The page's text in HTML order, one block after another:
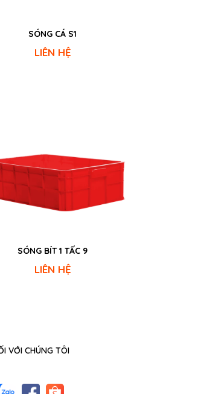
SÓNG CÁ S1
LIÊN HỆ
SÓNG BÍT 1 TẤC 9
LIÊN HỆ
VỚI CHÚNG TÔI